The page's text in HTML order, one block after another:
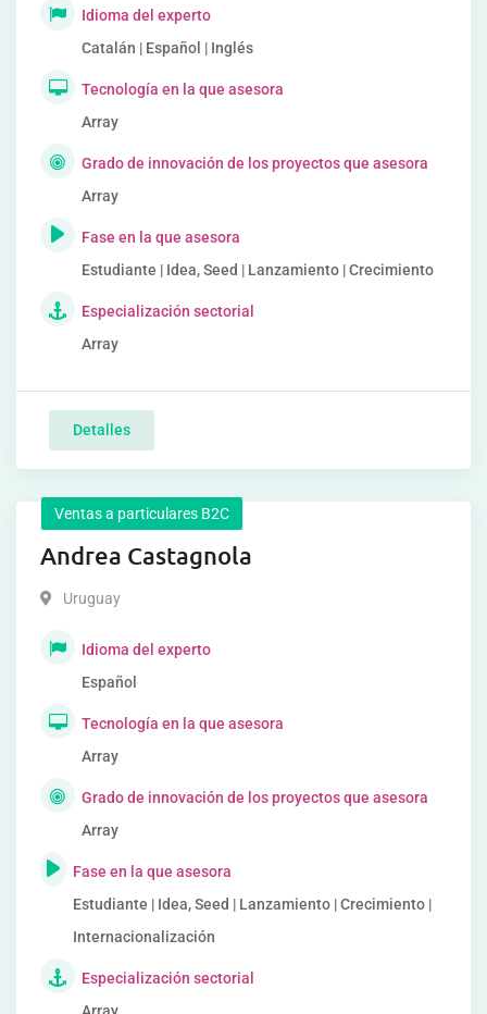
Idioma del experto
Catalán | Español | Inglés
Tecnología en la que asesora
Array
Grado de innovación de los proyectos que asesora
Array
Fase en la que asesora
Estudiante | Idea, Seed | Lanzamiento | Crecimiento
Especialización sectorial
Array
Detalles
Ventas a particulares B2C
Andrea Castagnola
Uruguay
Idioma del experto
Español
Tecnología en la que asesora
Array
Grado de innovación de los proyectos que asesora
Array
Fase en la que asesora
Estudiante | Idea, Seed | Lanzamiento | Crecimiento |
Internacionalización
Especialización sectorial